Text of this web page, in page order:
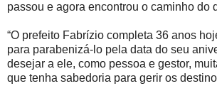
passou e agora encontrou o caminho do
“O prefeito Fabrízio completa 36 anos
para parabenizá-lo pela data do seu
desejar a ele, como pessoa e gestor,
que tenha sabedoria para gerir os